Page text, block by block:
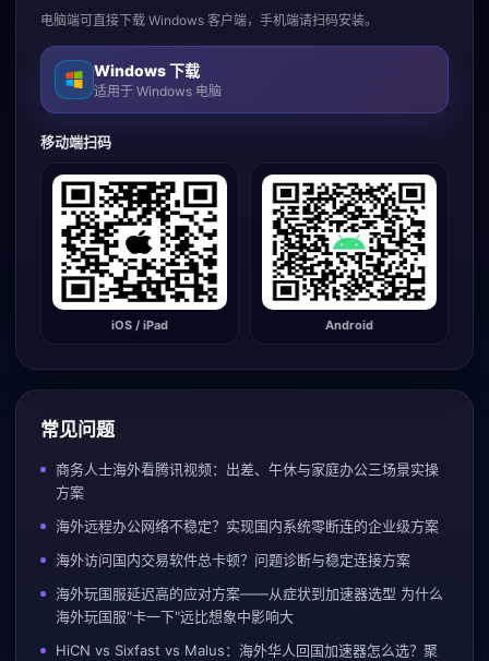
电脑端可直接下载 Windows 客户端，手机端请扫码安装。
Windows 下载
适用于 Windows 电脑
移动端扫码
iOS / iPad Android
常见问题
商务人士海外看腾讯视频：出差、午休与家庭办公三场景实操
方案
海外远程办公网络不稳定？实现国内系统零断连的企业级方案
海外访问国内交易软件总卡顿？问题诊断与稳定连接方案
海外玩国服延迟高的应对方案——从症状到加速器选型 为什么
海外玩国服"卡一下"远比想象中影响大
HiCN vs Sixfast vs Malus：海外华人回国加速器怎么选？聚